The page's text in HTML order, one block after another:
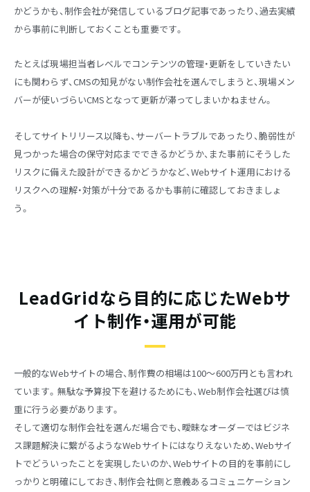
かどうかも、制作会社が発信しているブログ記事であったり、過去実績
から事前に判断しておくことも重要です。
たとえば現場担当者レベルでコンテンツの管理・更新をしていきたい
にも関わらず、CMSの知見がない制作会社を選んでしまうと、現場メン
バーが使いづらいCMSとなって更新が滞ってしまいかねません。
そしてサイトリリース以降も、サーバートラブルであったり、脆弱性が
見つかった場合の保守対応までできるかどうか、また事前にそうした
リスクに備えた設計ができるかどうかなど、Webサイト運用における
リスクへの理解・対策が十分であるかも事前に確認しておきましょ
う。
LeadGridなら目的に応じたWebサ
イト制作・運用が可能
一般的なWebサイトの場合、制作費の相場は100〜600万円とも言われ
ています。無駄な予算投下を避けるためにも、Web制作会社選びは慎
重に行う必要があります。
そして適切な制作会社を選んだ場合でも、曖昧なオーダーではビジネ
ス課題解決に繋がるようなWebサイトにはなりえないため、Webサイ
トでどういったことを実現したいのか、Webサイトの目的を事前にし
っかりと明確にしておき、制作会社側と意義あるコミュニケーション